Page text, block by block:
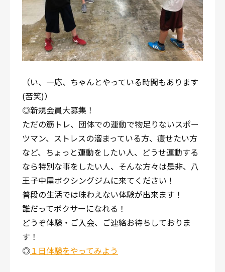
（い、一応、ちゃんとやっている時間もあります
(苦笑)）
◎新規会員大募集！
ただの筋トレ、団体での運動で物足りないスポー
ツマン、ストレスの溜まっている方、痩せたい方
など、ちょっと運動をしたい人、どうせ運動する
なら特別な事をしたい人、そんな方々は是非、八
王子中屋ボクシングジムに来てください！
普段の生活では味わえない体験が出来ます！
誰だってボクサーになれる！
どうぞ体験・ご入会、ご連絡お待ちしておりま
す！
◎１日体験をやってみよう